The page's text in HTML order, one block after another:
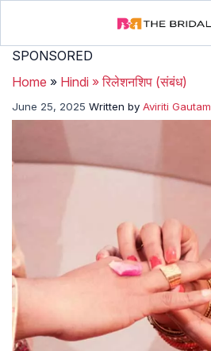
SPONSORED
Home » Hindi »रिलेशनशिप (संबंध)
June 25, 2025 Written by Aviriti Gautam